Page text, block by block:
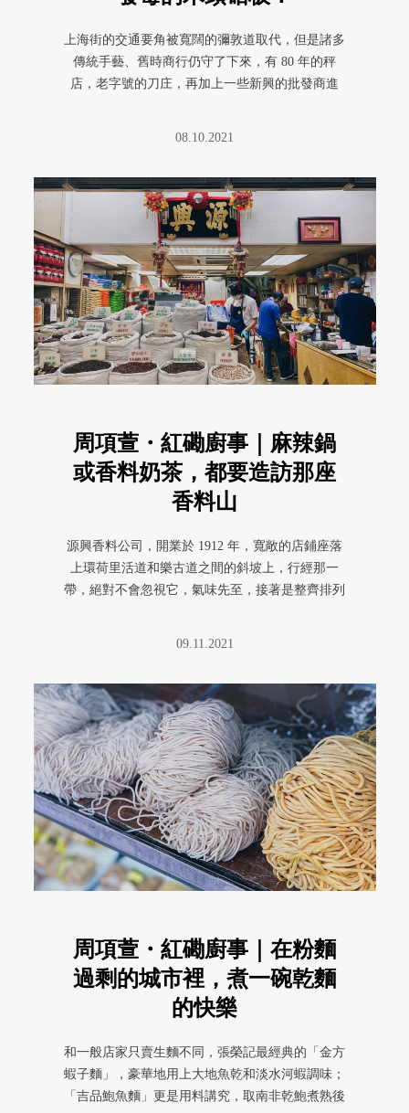
上海街的交通要角被寬闊的彌敦道取代，但是諸多
傳統手藝、舊時商行仍守了下來，有 80 年的秤
店，老字號的刀庄，再加上一些新興的批發商進
08.10.2021
周項萱・紅磡廚事｜麻辣鍋
或香料奶茶，都要造訪那座
香料山
源興香料公司，開業於 1912 年，寬敞的店鋪座落
上環荷里活道和樂古道之間的斜坡上，行經那一
帶，絕對不會忽視它，氣味先至，接著是整齊排列
09.11.2021
周項萱・紅磡廚事｜在粉麵
過剩的城市裡，煮一碗乾麵
的快樂
和一般店家只賣生麵不同，張榮記最經典的「金方
蝦子麵」，豪華地用上大地魚乾和淡水河蝦調味；
「吉品鮑魚麵」更是用料講究，取南非乾鮑煮熟後